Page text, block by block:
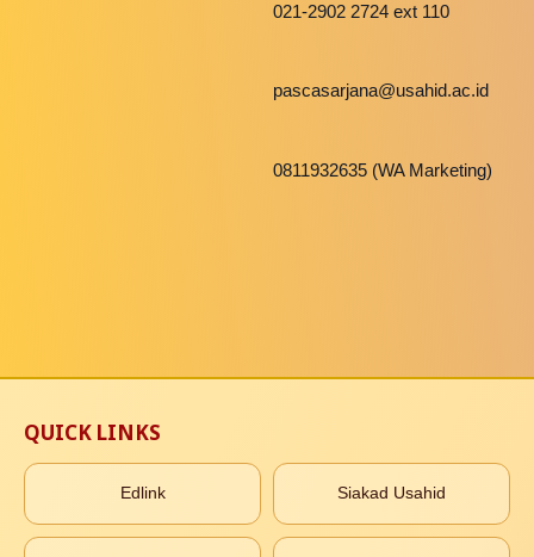
021-2902 2724 ext 110
pascasarjana@usahid.ac.id
0811932635 (WA Marketing)
QUICK LINKS
Edlink Siakad Usahid